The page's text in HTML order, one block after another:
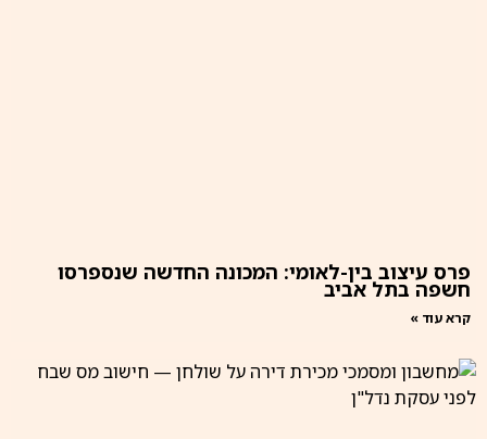
פרס עיצוב בין-לאומי: המכונה החדשה שנספרסו
חשפה בתל אביב
קרא עוד »